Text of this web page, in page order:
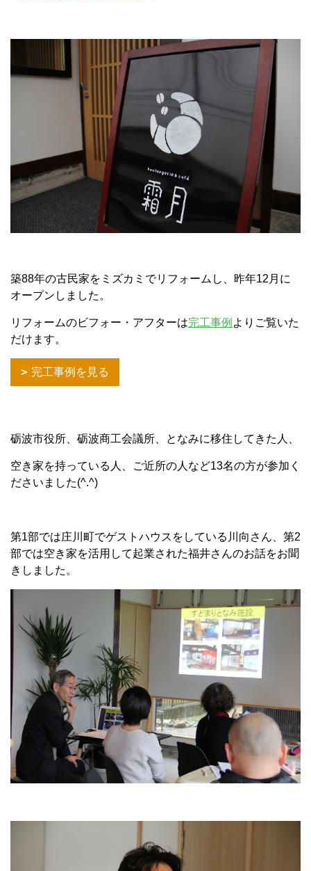
築88年の古民家をミズカミでリフォームし、昨年12月に
オープンしました。
リフォームのビフォー・アフターは完工事例 よりご覧いた
だけます。
完工事例を見る
砺波市役所、砺波商工会議所、となみに移住してきた人、
空き家を持っている人、ご近所の人など13名の方が参加く
ださいました(^.^)
第1部では庄川町でゲストハウスをしている川向さん、第2
部では空き家を活用して起業された福井さんのお話をお聞
きしました。